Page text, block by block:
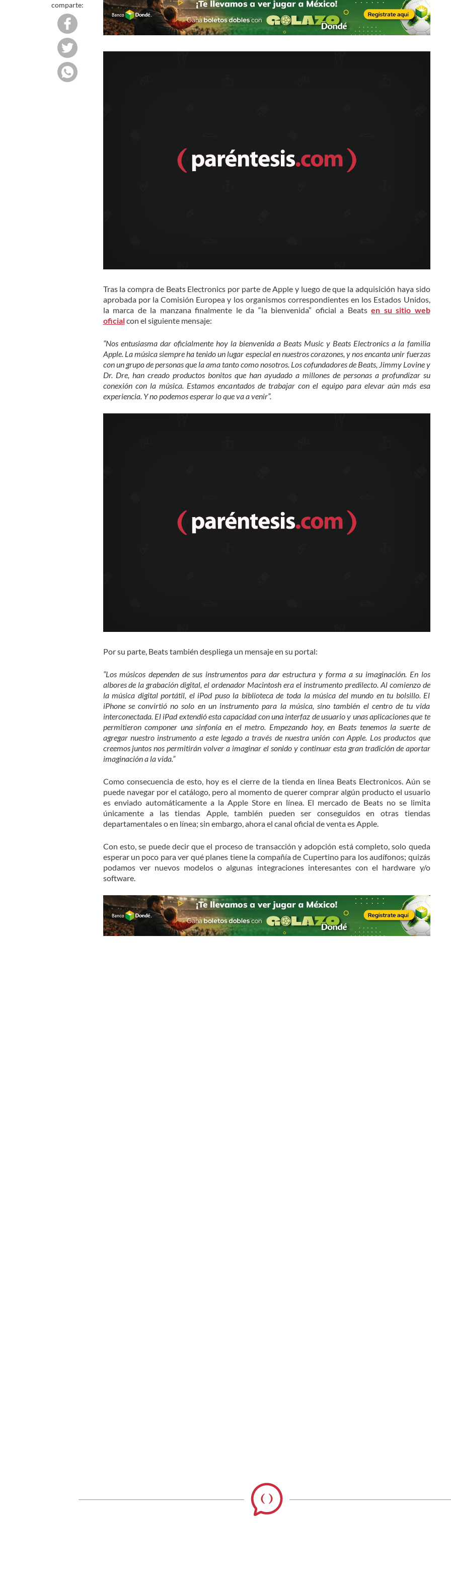
comparte:
Tras la compra de Beats Electronics por parte de Apple y luego de que la adquisición haya sido
aprobada por la Comisión Europea y los organismos correspondientes en los Estados Unidos,
la marca de la manzana finalmente le da “la bienvenida” oficial a Beats en su sitio web
oficialcon el siguiente mensaje:
“Nos entusiasma dar oficialmente hoy la bienvenida a Beats Music y Beats Electronics a la familia
Apple. La música siempre ha tenido un lugar especial en nuestros corazones, y nos encanta unir fuerzas
con un grupo de personas que la ama tanto como nosotros. Los cofundadores de Beats, Jimmy Lovine y
Dr. Dre, han creado productos bonitos que han ayudado a millones de personas a profundizar su
conexión con la música. Estamos encantados de trabajar con el equipo para elevar aún más esa
experiencia. Y no podemos esperar lo que va a venir”.
Por su parte, Beats también despliega un mensaje en su portal:
“Los músicos dependen de sus instrumentos para dar estructura y forma a su imaginación. En los
albores de la grabación digital, el ordenador Macintosh era el instrumento predilecto. Al comienzo de
la música digital portátil, el iPod puso la biblioteca de toda la música del mundo en tu bolsillo. El
iPhone se convirtió no solo en un instrumento para la música, sino también el centro de tu vida
interconectada. El iPad extendió esta capacidad con una interfaz de usuario y unas aplicaciones que te
permitieron componer una sinfonía en el metro. Empezando hoy, en Beats tenemos la suerte de
agregar nuestro instrumento a este legado a través de nuestra unión con Apple. Los productos que
creemos juntos nos permitirán volver a imaginar el sonido y continuar esta gran tradición de aportar
imaginación a la vida.”
Como consecuencia de esto, hoy es el cierre de la tienda en linea Beats Electronicos. Aún se
puede navegar por el catálogo, pero al momento de querer comprar algún producto el usuario
es enviado automáticamente a la Apple Store en línea. El mercado de Beats no se limita
únicamente a las tiendas Apple, también pueden ser conseguidos en otras tiendas
departamentales o en línea; sin embargo, ahora el canal oficial de venta es Apple.
Con esto, se puede decir que el proceso de transacción y adopción está completo, solo queda
esperar un poco para ver qué planes tiene la compañía de Cupertino para los audífonos; quizás
podamos ver nuevos modelos o algunas integraciones interesantes con el hardware y/o
software.